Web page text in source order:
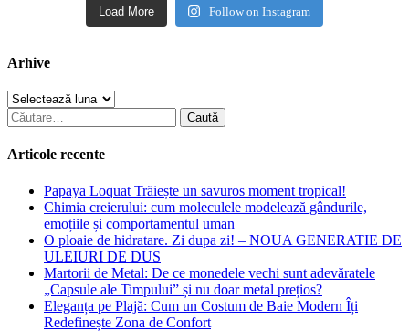
Load More Follow on Instagram
Arhive
Arhive
Caută
după:
Articole recente
Papaya Loquat Trăiește un savuros moment tropical!
Chimia creierului: cum moleculele modelează gândurile,
emoțiile și comportamentul uman
O ploaie de hidratare. Zi dupa zi! – NOUA GENERATIE DE
ULEIURI DE DUS
Martorii de Metal: De ce monedele vechi sunt adevăratele
„Capsule ale Timpului” și nu doar metal prețios?
Eleganța pe Plajă: Cum un Costum de Baie Modern Îți
Redefinește Zona de Confort